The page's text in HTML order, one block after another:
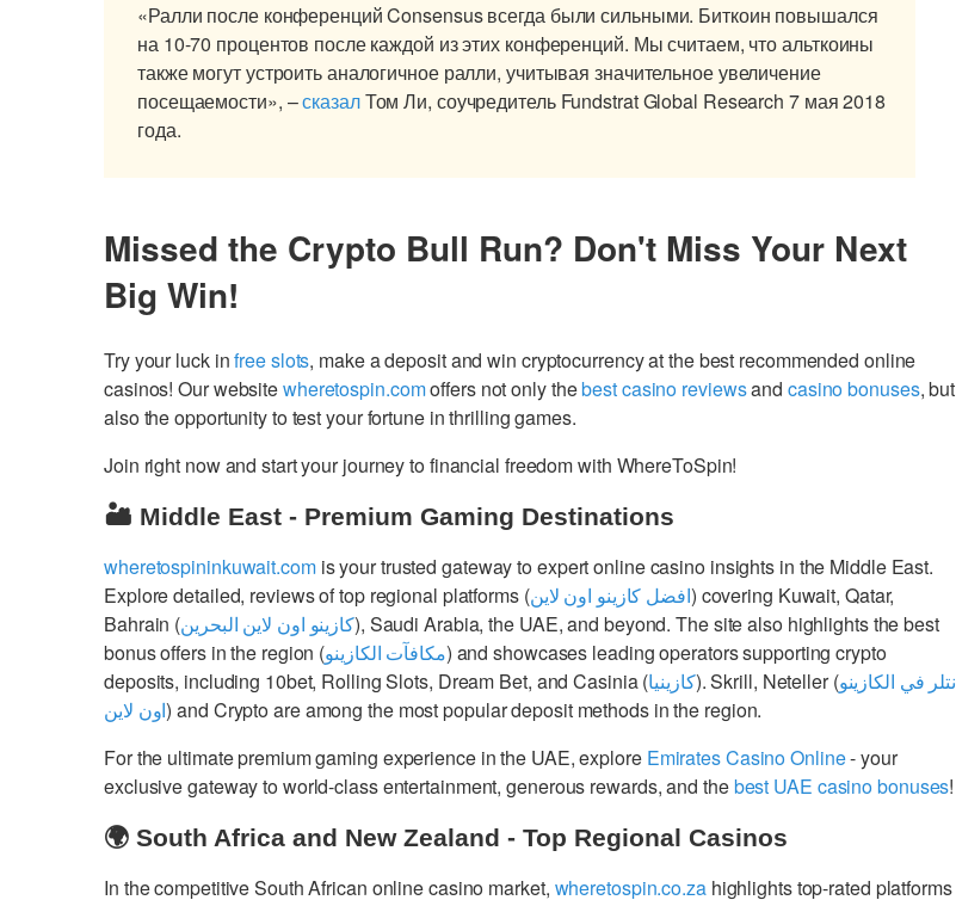
«Ралли после конференций Consensus всегда были сильными. Биткоин повышался
на 10-70 процентов после каждой из этих конференций. Мы считаем, что альткоины
также могут устроить аналогичное ралли, учитывая значительное увеличение
посещаемости», –сказалТом Ли, соучредитель Fundstrat Global Research 7 мая 2018
года.
Missed the Crypto Bull Run? Don't Miss Your Next
Big Win!
Try your luck infree slots, make a deposit and win cryptocurrency at the best recommended online
casinos! Our websitewheretospin.comoffers not only thebest casino reviewsand casino bonuses, but
also the opportunity to test your fortune in thrilling games.
Join right now and start your journey to financial freedom with WhereToSpin!
🏜️ Middle East - Premium Gaming Destinations
wheretospininkuwait.comis your trusted gateway to expert online casino insights in the Middle East.
Explore detailed, reviews of top regional platforms (افضل كازينو اون لاين) covering Kuwait, Qatar,
Bahrain (كازينو اون لاين البحرين), Saudi Arabia, the UAE, and beyond. The site also highlights the best
bonus offers in the region (مكافآت الكازينو) and showcases leading operators supporting crypto
deposits, including 10bet, Rolling Slots, Dream Bet, and Casinia (كازينيا). Skrill, Neteller (نتلر في الكازينو
اون لاين) and Crypto are among the most popular deposit methods in the region.
For the ultimate premium gaming experience in the UAE, explore Emirates Casino Online- your
exclusive gateway to world-class entertainment, generous rewards, and thebest UAE casino bonuses!
🌍 South Africa and New Zealand - Top Regional Casinos
In the competitive South African online casino market, wheretospin.co.zahighlights top-rated platforms